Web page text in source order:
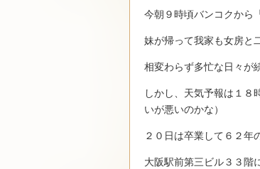
今朝９時頃バンコクから
妹が帰って我家も女房と
相変わらず多忙な日々が
しかし、天気予報は１８
いが悪いのかな）
２０日は卒業して６２年
大阪駅前第三ビル３３階